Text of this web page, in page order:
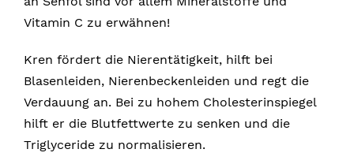
Vitamin C zu erwähnen!
Kren fördert die Nierentätigkeit, hilft bei
Blasenleiden, Nierenbeckenleiden und regt die
Verdauung an. Bei zu hohem Cholesterinspiegel
hilft er die Blutfettwerte zu senken und die
Triglyceride zu normalisieren.